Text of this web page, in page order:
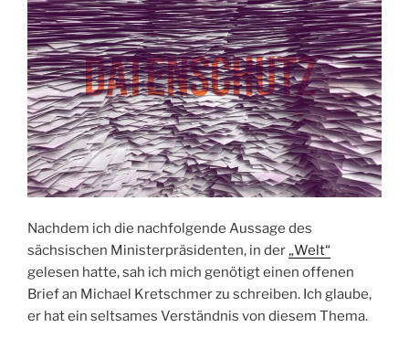
Nachdem ich die nachfolgende Aussage des
sächsischen Ministerpräsidenten, in der„Welt“
gelesen hatte, sah ich mich genötigt einen offenen
Brief an Michael Kretschmer zu schreiben. Ich glaube,
er hat ein seltsames Verständnis von diesem Thema.